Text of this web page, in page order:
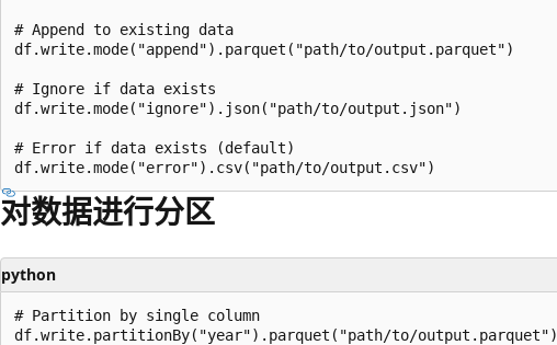
# Append to existing data
df.write.mode("append").parquet("path/to/output.parquet")
# Ignore if data exists
df.write.mode("ignore").json("path/to/output.json")
# Error if data exists (default)
对数据进行分区
python
# Partition by single column
df.write.partitionBy("year").parquet("path/to/output.parquet")